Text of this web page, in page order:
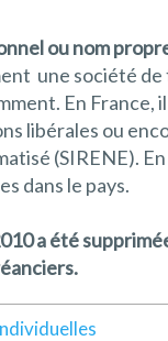
ou nom
une société de
En France,
libérales ou
(SIRENE).
dans le pays.
a été